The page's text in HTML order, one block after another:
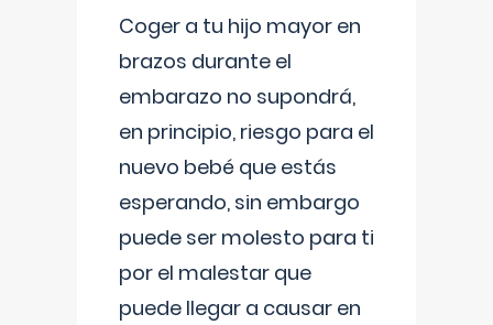
Coger a tu hijo mayor en
brazos durante el
embarazo no supondrá,
en principio, riesgo para el
nuevo bebé que estás
esperando, sin embargo
puede ser molesto para ti
por el malestar que
puede llegar a causar en